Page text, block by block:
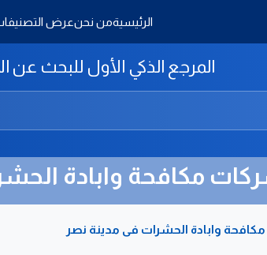
الرئيسيةمن نحنعرض
المرجع الذكي الأول للبحث عن
مكافحة وابادة
وابادة الحشرات فى مدينة نصر